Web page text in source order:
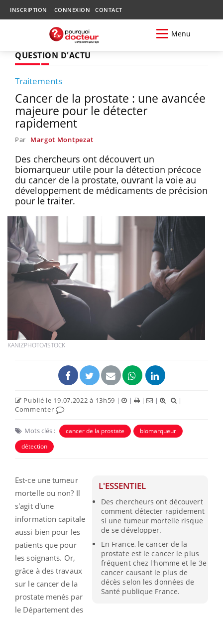
INSCRIPTION CONNEXION CONTACT
Menu
QUESTION D'ACTU
Traitements
Cancer de la prostate : une avancée
majeure pour le détecter
rapidement
Par Margot Montpezat
Des chercheurs ont découvert un
biomarqueur utile pour la détection précoce
du cancer de la prostate, ouvrant la voie au
développement de médicaments de précision
pour le traiter.
KANIZPHOTO/ISTOCK
Publié le 19.07.2022 à 13h59 | | | |
|
Commenter
Mots clés : cancer de la prostate
biomarqueur
détection
L'ESSENTIEL
Des chercheurs ont découvert
comment détecter rapidement
si une tumeur mortelle risque
de se développer.
En France, le cancer de la
prostate est le cancer le plus
fréquent chez l'homme et le 3e
cancer causant le plus de
décès selon les données de
Santé publique France.
Est-ce une tumeur
mortelle ou non? Il
s'agit d'une
information capitale
aussi bien pour les
patients que pour
les soignants. Or,
grâce à des travaux
sur le cancer de la
prostate menés par
le Département des